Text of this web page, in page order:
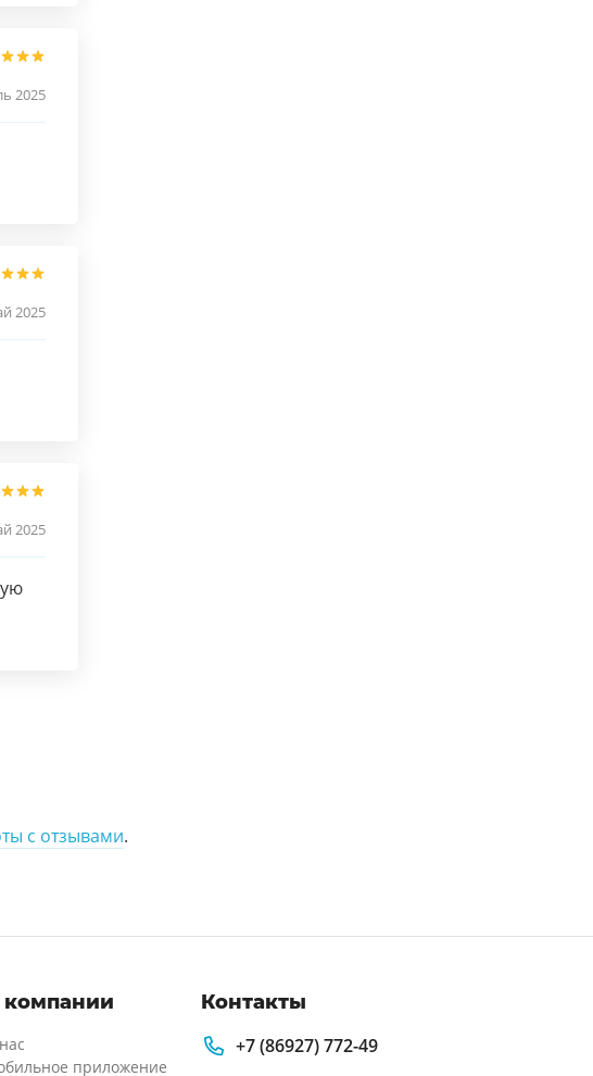
2025
2025
2025
с отзывами.
приложение
Контакты
+7 (86927) 772-49